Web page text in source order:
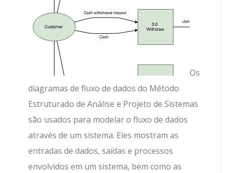
Os
diagramas de fluxo de dados do Método
Estruturado de Análise e Projeto de Sistemas
são usados para modelar o fluxo de dados
através de um sistema. Eles mostram as
entradas de dados, saídas e processos
envolvidos em um sistema, bem como as